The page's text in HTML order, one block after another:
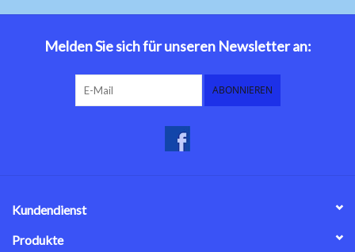
Melden Sie sich für unseren Newsletter an:
ABONNIEREN
Kundendienst
Produkte